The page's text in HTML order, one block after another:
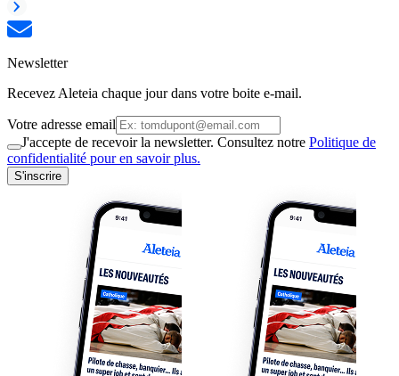
Newsletter
Recevez Aleteia chaque jour dans votre boite e-mail.
Votre adresse email
J'accepte de recevoir la newsletter. Consultez notre Politique de
confidentialité pour en savoir plus.
S'inscrire